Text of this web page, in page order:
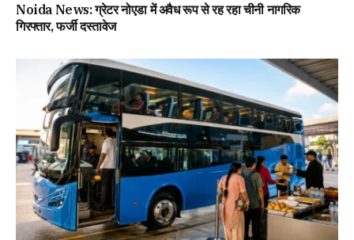
Noida News: ग्रेटर नोएडा में अवैध रूप से रह रहा चीनी नागरिक
गिरफ्तार, फर्जी दस्तावेज